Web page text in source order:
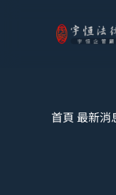
首頁 最新消